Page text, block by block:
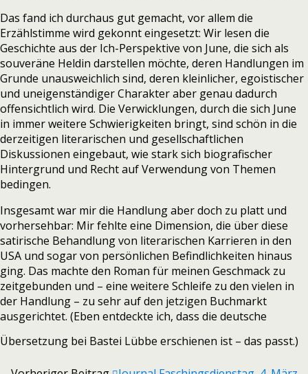
Das fand ich durchaus gut gemacht, vor allem die
Erzählstimme wird gekonnt eingesetzt: Wir lesen die
Geschichte aus der Ich-Perspektive von June, die sich als
souveräne Heldin darstellen möchte, deren Handlungen im
Grunde unausweichlich sind, deren kleinlicher, egoistischer
und uneigenständiger Charakter aber genau dadurch
offensichtlich wird. Die Verwicklungen, durch die sich June
in immer weitere Schwierigkeiten bringt, sind schön in die
derzeitigen literarischen und gesellschaftlichen
Diskussionen eingebaut, wie stark sich biografischer
Hintergrund und Recht auf Verwendung von Themen
bedingen.
Insgesamt war mir die Handlung aber doch zu platt und
vorhersehbar: Mir fehlte eine Dimension, die über diese
satirische Behandlung von literarischen Karrieren in den
USA und sogar von persönlichen Befindlichkeiten hinaus
ging. Das machte den Roman für meinen Geschmack zu
zeitgebunden und – eine weitere Schleife zu den vielen in
der Handlung – zu sehr auf den jetzigen Buchmarkt
ausgerichtet. (Eben entdeckte ich, dass die deutsche
Übersetzung bei Bastei Lübbe erschienen ist – das passt.)